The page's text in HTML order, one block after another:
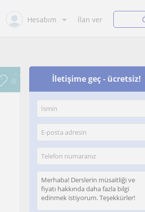
Hesabım İlan ver
İletişime geç - ücretsiz!